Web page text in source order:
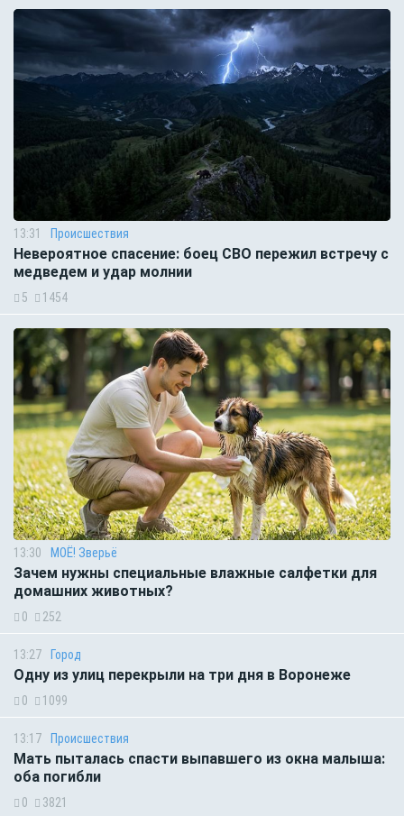
13:31 Происшествия
Невероятное спасение: боец СВО пережил встречу с
медведем и удар молнии
5 1454
13:30 МОЁ! Зверьё
Зачем нужны специальные влажные салфетки для
домашних животных?
0 252
13:27 Город
Одну из улиц перекрыли на три дня в Воронеже
0 1099
13:17 Происшествия
Мать пыталась спасти выпавшего из окна малыша:
оба погибли
0 3821